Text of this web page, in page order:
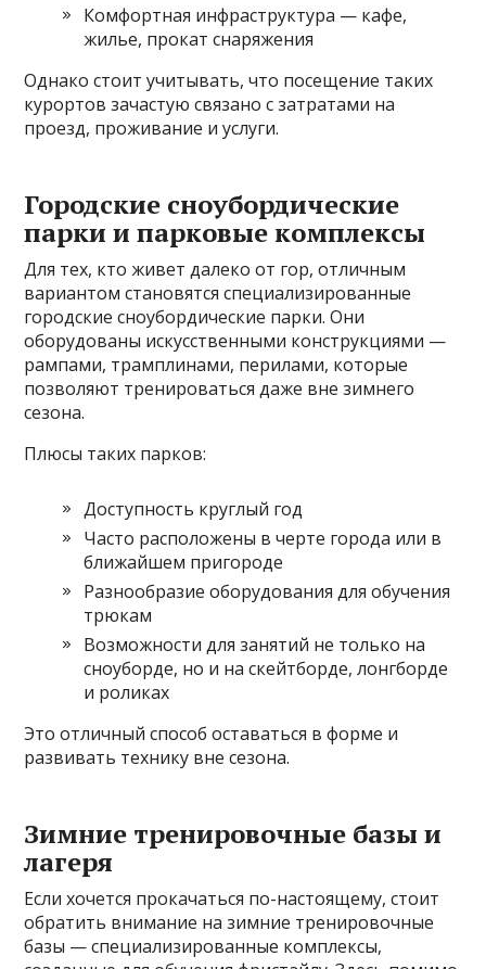
Комфортная инфраструктура — кафе,
жилье, прокат снаряжения
Однако стоит учитывать, что посещение таких
курортов зачастую связано с затратами на
проезд, проживание и услуги.
Городские сноубордические
парки и парковые комплексы
Для тех, кто живет далеко от гор, отличным
вариантом становятся специализированные
городские сноубордические парки. Они
оборудованы искусственными конструкциями —
рампами, трамплинами, перилами, которые
позволяют тренироваться даже вне зимнего
сезона.
Плюсы таких парков:
Доступность круглый год
Часто расположены в черте города или в
ближайшем пригороде
Разнообразие оборудования для обучения
трюкам
Возможности для занятий не только на
сноуборде, но и на скейтборде, лонгборде
и роликах
Это отличный способ оставаться в форме и
развивать технику вне сезона.
Зимние тренировочные базы и
лагеря
Если хочется прокачаться по-настоящему, стоит
обратить внимание на зимние тренировочные
базы — специализированные комплексы,